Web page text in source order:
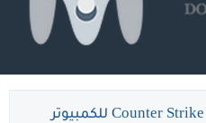
تحميل لعبة Counter Strike Condition Zero للكمبيوتر